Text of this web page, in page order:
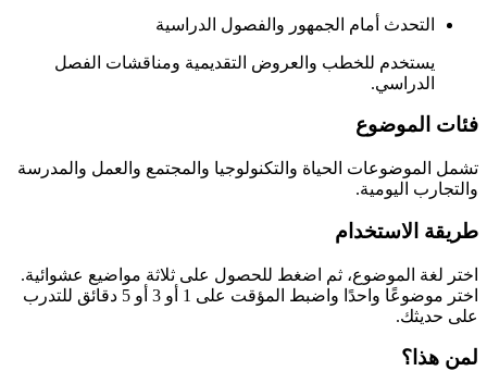
التحدث أمام الجمهور والفصول الدراسية
يستخدم للخطب والعروض التقديمية ومناقشات الفصل
الدراسي.
فئات الموضوع
تشمل الموضوعات الحياة والتكنولوجيا والمجتمع والعمل والمدرسة
والتجارب اليومية.
طريقة الاستخدام
اختر لغة الموضوع، ثم اضغط للحصول على ثلاثة مواضيع عشوائية.
اختر موضوعًا واحدًا واضبط المؤقت على 1 أو 3 أو 5 دقائق للتدرب
على حديثك.
لمن هذا؟